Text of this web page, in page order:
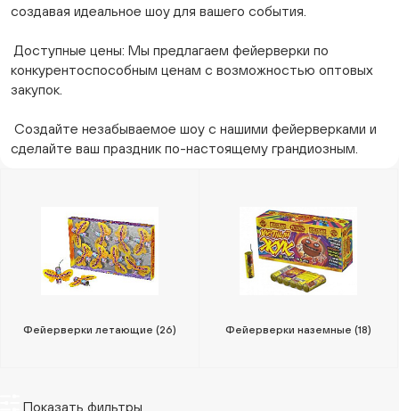
создавая идеальное шоу для вашего события.
Доступные цены: Мы предлагаем фейерверки по
конкурентоспособным ценам с возможностью оптовых
закупок.
Создайте незабываемое шоу с нашими фейерверками и
сделайте ваш праздник по-настоящему грандиозным.
Фейерверки летающие (26) Фейерверки наземные (18)
Показать фильтры